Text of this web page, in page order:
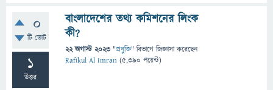
0
টি ভোট
1
উত্তর
বাংলাদেশের তথ্য কমিশনের লিংক
কী?
22 অগাস্ট 2023 "প্রযুক্তি" বিভাগে জিজ্ঞাসাকরেছেন
Rafikul Al Imran (5,390 পয়েন্ট)